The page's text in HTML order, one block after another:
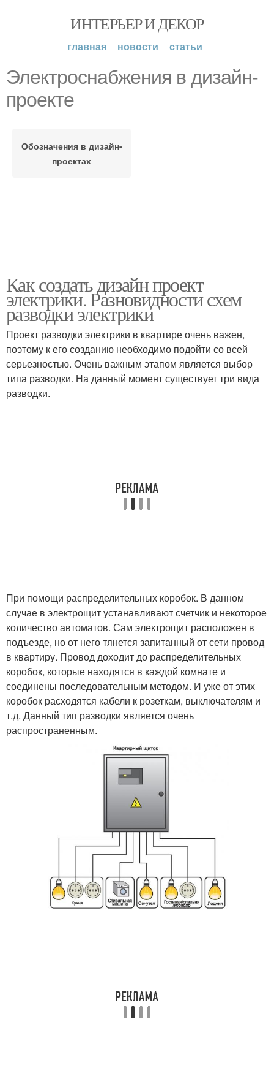
ИНТЕРЬЕР И ДЕКОР
главная новости статьи
Электроснабжения в дизайн-
проекте
Обозначения в дизайн-
проектах
Как создать дизайн проект
электрики. Разновидности схем
разводки электрики
Проект разводки электрики в квартире очень важен,
поэтому к его созданию необходимо подойти со всей
серьезностью. Очень важным этапом является выбор
типа разводки. На данный момент существует три вида
разводки.
При помощи распределительных коробок. В данном
случае в электрощит устанавливают счетчик и некоторое
количество автоматов. Сам электрощит расположен в
подъезде, но от него тянется запитанный от сети провод
в квартиру. Провод доходит до распределительных
коробок, которые находятся в каждой комнате и
соединены последовательным методом. И уже от этих
коробок расходятся кабели к розеткам, выключателям и
т.д. Данный тип разводки является очень
распространенным.